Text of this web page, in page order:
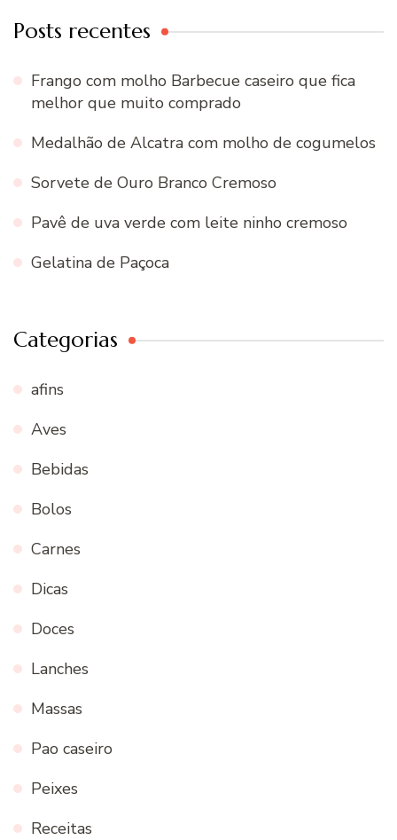
Posts recentes
Frango com molho Barbecue caseiro que fica
melhor que muito comprado
Medalhão de Alcatra com molho de cogumelos
Sorvete de Ouro Branco Cremoso
Pavê de uva verde com leite ninho cremoso
Gelatina de Paçoca
Categorias
afins
Aves
Bebidas
Bolos
Carnes
Dicas
Doces
Lanches
Massas
Pao caseiro
Peixes
Receitas